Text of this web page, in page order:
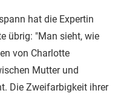
hat die Expertin
übrig: "Man sieht, wie
von Charlotte
Mutter und
Die Zweifarbigkeit ihrer